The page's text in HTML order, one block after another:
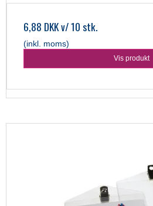
6,88 DKKv/ 10 stk.
(inkl. moms)
Vis produkt